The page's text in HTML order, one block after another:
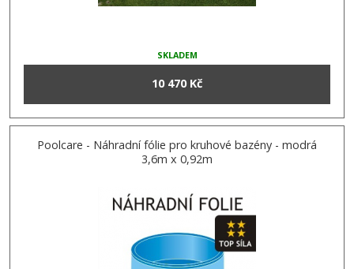
SKLADEM
10 470 Kč
Poolcare - Náhradní fólie pro kruhové bazény - modrá
3,6m x 0,92m